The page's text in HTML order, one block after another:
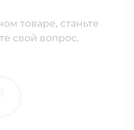
товаре, станьте
свой вопрос.